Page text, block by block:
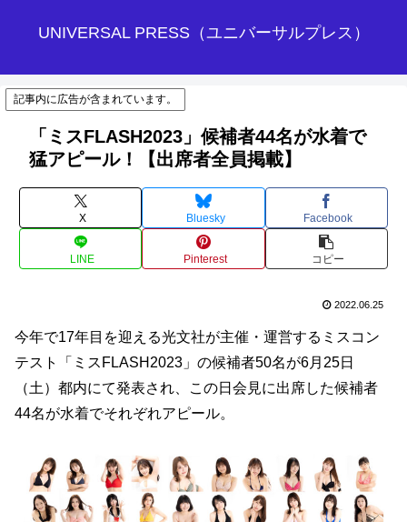
UNIVERSAL PRESS（ユニバーサルプレス）
記事内に広告が含まれています。
「ミスFLASH2023」候補者44名が水着で
猛アピール！【出席者全員掲載】
X Bluesky Facebook
LINE Pinterest コピー
2022.06.25
今年で17年目を迎える光文社が主催・運営するミスコン
テスト「ミスFLASH2023」の候補者50名が6月25日
（土）都内にて発表され、この日会見に出席した候補者
44名が水着でそれぞれアピール。